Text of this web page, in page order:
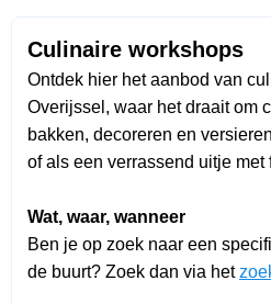
Culinaire workshops
Ontdek hier het aanbod van
Overijssel, waar het draait om
bakken, decoreren en
of als een verrassend uitje met
Wat, waar, wanneer
Ben je op zoek naar een
de buurt? Zoek dan via het